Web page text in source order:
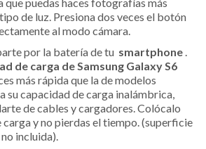
de luz. Presiona dos veces el botón
al modo cámara.
por la batería de tu smartphone .
de carga de Samsung Galaxy S6
más rápida que la de modelos
su capacidad de carga inalámbrica,
de cables y cargadores. Colócalo
y no pierdas el tiempo. (superficie
incluida).